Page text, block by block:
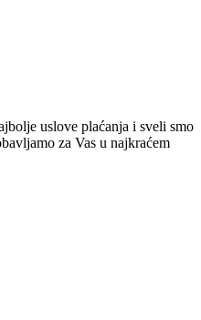
uslove plaćanja i sveli smo
za Vas u najkraćem